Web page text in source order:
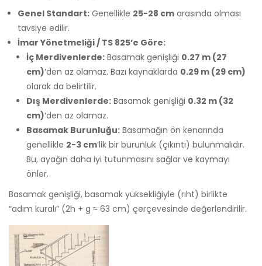
Genel Standart: Genellikle 25-28 cm arasında olması
tavsiye edilir.
İmar Yönetmeliği / TS 825’e Göre:
İç Merdivenlerde: Basamak genişliği 0.27 m (27
cm)‘den az olamaz. Bazı kaynaklarda 0.29 m (29 cm)
olarak da belirtilir.
Dış Merdivenlerde: Basamak genişliği 0.32 m (32
cm)‘den az olamaz.
Basamak Burunluğu: Basamağın ön kenarında
genellikle 2-3 cm‘lik bir burunluk (çıkıntı) bulunmalıdır.
Bu, ayağın daha iyi tutunmasını sağlar ve kaymayı
önler.
Basamak genişliği, basamak yüksekliğiyle (rıht) birlikte
“adım kuralı” (2h + g ≈ 63 cm) çerçevesinde değerlendirilir.